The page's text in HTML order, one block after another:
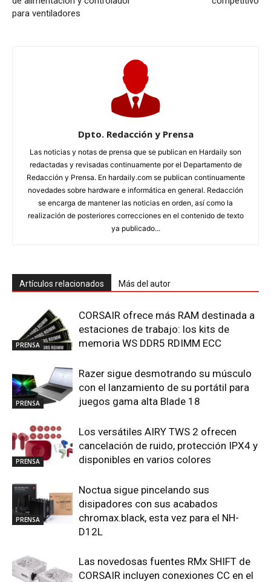
para ventiladores
Dpto. Redacción y Prensa
Las noticias y notas de prensa que se publican en Hardaily son
redactadas y revisadas continuamente por el Departamento de
Redacción y Prensa. En hardaily.com se publican continuamente
novedades sobre hardware e informática en general. Redacción
se encarga de mantener las noticias en orden, así como la
realización de posteriores correcciones en el contenido de texto
ya publicado...
Artículos relacionados Más del autor
PRENSA
CORSAIR ofrece más RAM destinada a
estaciones de trabajo: los kits de
memoria WS DDR5 RDIMM ECC
PRENSA
Razer sigue desmotrando su músculo
con el lanzamiento de su portátil para
juegos gama alta Blade 18
PRENSA
Los versátiles AIRY TWS 2 ofrecen
cancelación de ruido, protección IPX4 y
disponibles en varios colores
PRENSA
Noctua sigue pincelando sus
disipadores con sus acabados
chromax.black, esta vez para el NH-
D12L
Las novedosas fuentes RMx SHIFT de
CORSAIR incluyen conexiones CC en el